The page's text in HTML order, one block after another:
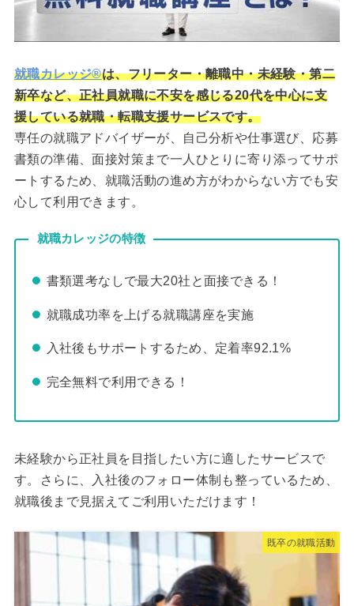
就職カレッジ®は、フリーター・離職中・未経験・第二
新卒など、正社員就職に不安を感じる20代を中心に支
援している就職・転職支援サービスです。
専任の就職アドバイザーが、自己分析や仕事選び、応募
書類の準備、面接対策まで一人ひとりに寄り添ってサポ
ートするため、就職活動の進め方がわからない方でも安
心して利用できます。
就職カレッジの特徴
書類選考なしで最大20社と面接できる！
就職成功率を上げる就職講座を実施
入社後もサポートするため、定着率92.1%
完全無料で利用できる！
未経験から正社員を目指したい方に適したサービスで
す。さらに、入社後のフォロー体制も整っているため、
就職後まで見据えてご利用いただけます！
既卒の就職活動